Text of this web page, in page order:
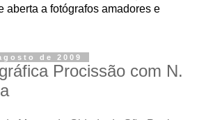
aberta a fotógrafos amadores e
de 2009
Procissão com N.